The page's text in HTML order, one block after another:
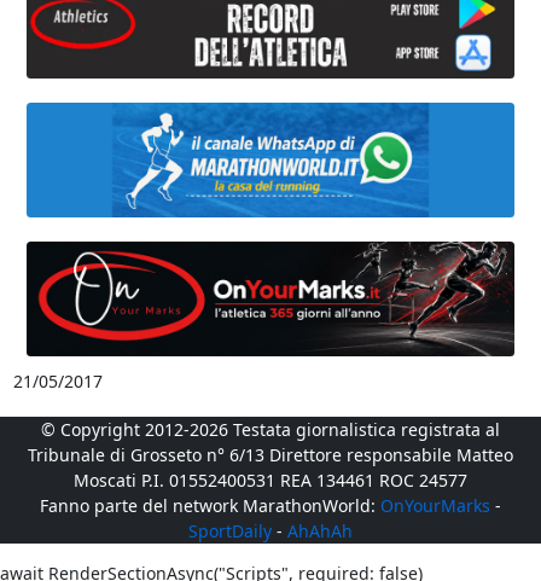
21/05/2017
© Copyright 2012-2026 Testata giornalistica registrata al
Tribunale di Grosseto n° 6/13 Direttore responsabile Matteo
Moscati P.I. 01552400531 REA 134461 ROC 24577
Fanno parte del network MarathonWorld: OnYourMarks -
SportDaily - AhAhAh
await RenderSectionAsync("Scripts", required: false)